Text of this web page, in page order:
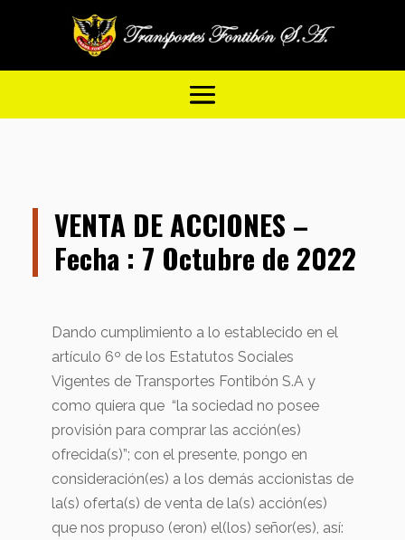
VENTA DE ACCIONES –
Fecha : 7 Octubre de 2022
Dando cumplimiento a lo establecido en el
artículo 6º de los Estatutos Sociales
Vigentes de Transportes Fontibón S.A y
como quiera que “la sociedad no posee
provisión para comprar las acción(es)
ofrecida(s)”; con el presente, pongo en
consideración(es) a los demás accionistas de
la(s) oferta(s) de venta de la(s) acción(es)
que nos propuso (eron) el(los) señor(es), así: